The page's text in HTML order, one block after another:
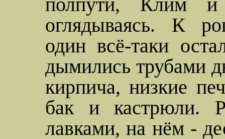
оглядываясь. К
один всё-таки
дымились трубами
кирпича, низкие
бак и кастрюли.
лавками, на нём -